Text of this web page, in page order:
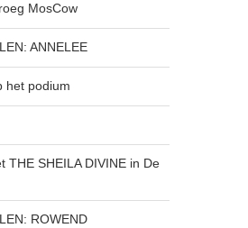
MosCow
ANNELEE
het podium
THE SHEILA DIVINE in De
ROWEND